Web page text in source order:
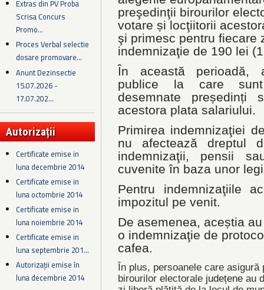
Extras din PV Proba
Scrisa Concurs
Promo...
Proces Verbal selectie
dosare promovare...
Anunt Dezinsectie
15.07.2026 -
17.07.202...
Autorizații
Certificate emise in
luna decembrie 2014
Certificate emise in
luna octombrie 2014
Certificate emise in
luna noiembrie 2014
Certificate emise in
luna septembrie 201...
Autorizații emise în
luna decembrie 2014
preşedinţii birourilor
votare și locţiitorii
şi primesc pentru fiecare
indemnizaţie de 190 lei
În această perioadă,
publice la care sunt
desemnate președinți
acestora plata salariului.
Primirea indemnizaţiei
nu afectează dreptul
indemnizaţii, pensii
cuvenite în baza unor
Pentru indemnizaţiile
impozitul pe venit.
De asemenea, aceștia
o indemnizaţie de
cafea.
În plus, persoanele care
birourilor electorale județene au